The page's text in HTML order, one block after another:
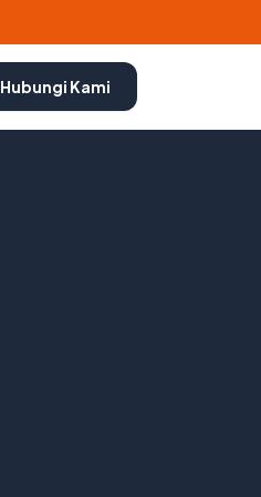
Hubungi Kami